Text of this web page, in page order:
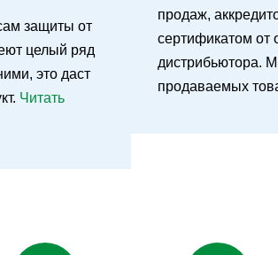
защиты от
целый ряд
это даст
Читать
продаж,
сертификатом от
дистрибьютора.
продаваемых